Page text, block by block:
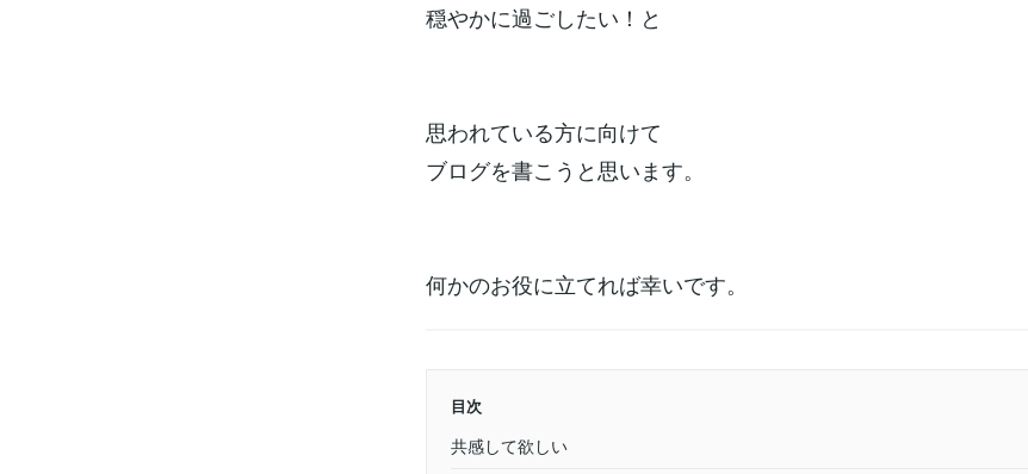
穏やかに過ごしたい！と
思われている方に向けて
ブログを書こうと思います。
何かのお役に立てれば幸いです。
目次
共感して欲しい